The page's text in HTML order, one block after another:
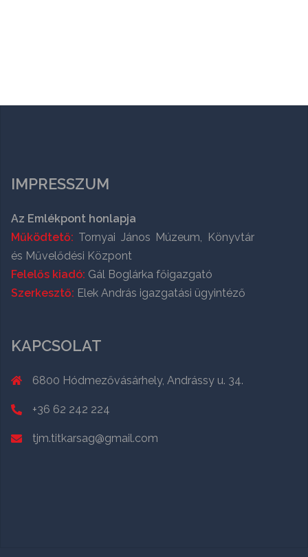
IMPRESSZUM
Az Emlékpont honlapja
Működtető: Tornyai János Múzeum, Könyvtár
és Művelődési Központ
Felelős kiadó: Gál Boglárka főigazgató
Szerkesztő: Elek András igazgatási ügyintéző
KAPCSOLAT
6800 Hódmezővásárhely, Andrássy u. 34.
+36 62 242 224
tjm.titkarsag@gmail.com